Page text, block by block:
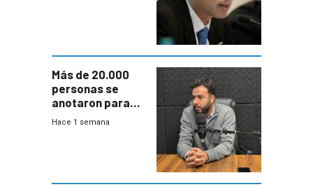
Más de 20.000
personas se
anotaron para
las pruebas
Hace 1 semana